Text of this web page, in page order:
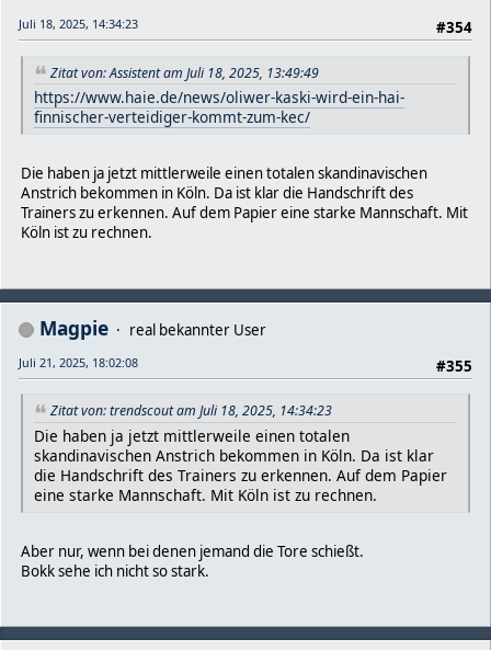
#354
Juli 18, 2025, 14:34:23
Zitat von: Assistent am Juli 18, 2025, 13:49:49
https://www.haie.de/news/oliwer-kaski-wird-ein-hai-
finnischer-verteidiger-kommt-zum-kec/
Die haben ja jetzt mittlerweile einen totalen skandinavischen
Anstrich bekommen in Köln. Da ist klar die Handschrift des
Trainers zu erkennen. Auf dem Papier eine starke Mannschaft. Mit
Köln ist zu rechnen.
Magpie
real bekannter User
#355
Juli 21, 2025, 18:02:08
Zitat von: trendscout am Juli 18, 2025, 14:34:23
Die haben ja jetzt mittlerweile einen totalen
skandinavischen Anstrich bekommen in Köln. Da ist klar
die Handschrift des Trainers zu erkennen. Auf dem Papier
eine starke Mannschaft. Mit Köln ist zu rechnen.
Aber nur, wenn bei denen jemand die Tore schießt.
Bokk sehe ich nicht so stark.